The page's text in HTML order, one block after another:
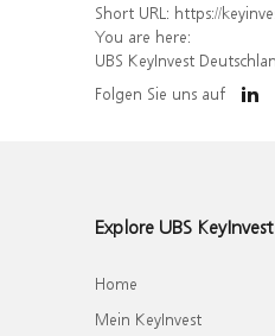
Short URL: https://keyinvest-
You are here:
UBS KeyInvest
Folgen Sie uns auf
Explore UBS KeyInvest
Home
Mein KeyInvest